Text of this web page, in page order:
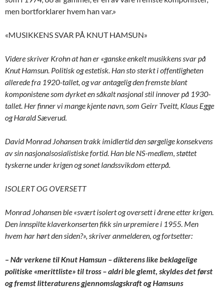
men bortforklarer hvem han var.»
«MUSIKKENS SVAR PÅ KNUT HAMSUN»
Videre skriver Krohn at han er «ganske enkelt musikkens svar på
Knut Hamsun. Politisk og estetisk. Han sto sterkt i offentligheten
allerede fra 1920-tallet, og var antagelig den fremste blant
komponistene som dyrket en såkalt nasjonal stil innover på 1930-
tallet. Her finner vi mange kjente navn, som Geirr Tveitt, Klaus Egge
og Harald Sæverud.
David Monrad Johansen trakk imidlertid den sørgelige konsekvens
av sin nasjonalsosialistiske fortid. Han ble NS-medlem, støttet
tyskerne under krigen og sonet landssvikdom etterpå.
ISOLERT OG OVERSETT
Monrad Johansen ble «svært isolert og oversett i årene etter krigen.
Den innspilte klaverkonserten fikk sin urpremiere i 1955. Men
hvem har hørt den siden?», skriver anmelderen, og fortsetter:
– Når verkene til Knut Hamsun – dikterens like beklagelige
politiske «merittliste» til tross – aldri ble glemt, skyldes det først
og fremst litteraturens gjennomslagskraft og Hamsuns